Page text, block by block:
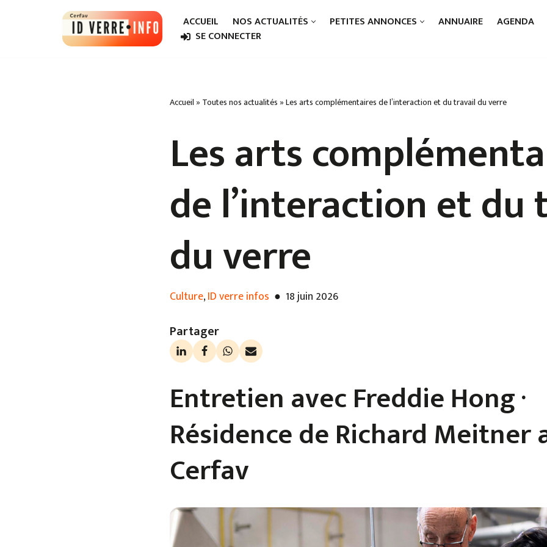
ACCUEIL NOS ACTUALITÉS PETITES ANNONCES ANNUAIRE
AGENDA
SE CONNECTER
Accueil »Toutes nos actualités »Les arts complémentaires de l’interaction et du travail du verre
Les arts
de l’interaction et du
du verre
Culture,ID verre infos 18 juin 2026
Partager
Entretien avec Freddie Hong ·
Résidence de Richard Meitner
Cerfav